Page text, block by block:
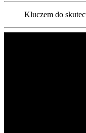
Kluczem do